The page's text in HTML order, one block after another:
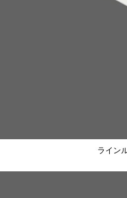
ライン